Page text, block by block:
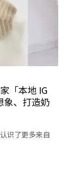
「本地 IG
象、打造奶
识了更多来自